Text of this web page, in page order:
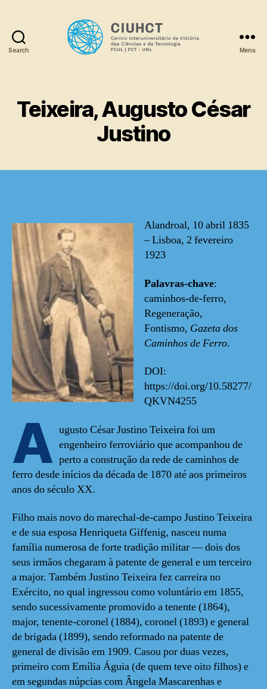
Search Menu
Teixeira, Augusto César
Justino
Alandroal, 10 abril 1835
– Lisboa, 2 fevereiro
1923
Palavras-chave:
caminhos-de-ferro,
Regeneração,
Fontismo, Gazeta dos
Caminhos de Ferro.
DOI:
https://doi.org/10.58277/
QKVN4255
A ugusto César Justino Teixeira foi um
engenheiro ferroviário que acompanhou de
perto a construção da rede de caminhos de
ferro desde inícios da década de 1870 até aos primeiros
anos do século XX.
Filho mais novo do marechal-de-campo Justino Teixeira
e de sua esposa Henriqueta Giffenig, nasceu numa
família numerosa de forte tradição militar — dois dos
seus irmãos chegaram à patente de general e um terceiro
a major. Também Justino Teixeira fez carreira no
Exército, no qual ingressou como voluntário em 1855,
sendo sucessivamente promovido a tenente (1864),
major, tenente-coronel (1884), coronel (1893) e general
de brigada (1899), sendo reformado na patente de
general de divisão em 1909. Casou por duas vezes,
primeiro com Emília Águia (de quem teve oito filhos) e
em segundas núpcias com Ângela Mascarenhas e